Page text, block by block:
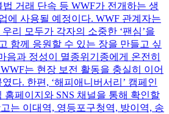
거래 단속 등 WWF가 전개하는 생
에 사용될 예정이다. WWF 관계자는
리 모두가 각자의 소중한 ‘팬심’을
함께 응원할 수 있는 장을 만들고 싶
음과 정성이 멸종위기종에게 온전히
는 현장 보전 활동을 충실히 이어
다. 한편, ‘해피애니버서리’ 캠페인
홈페이지와 SNS 채널을 통해 확인할
는 이대역, 영등포구청역, 방이역, 송